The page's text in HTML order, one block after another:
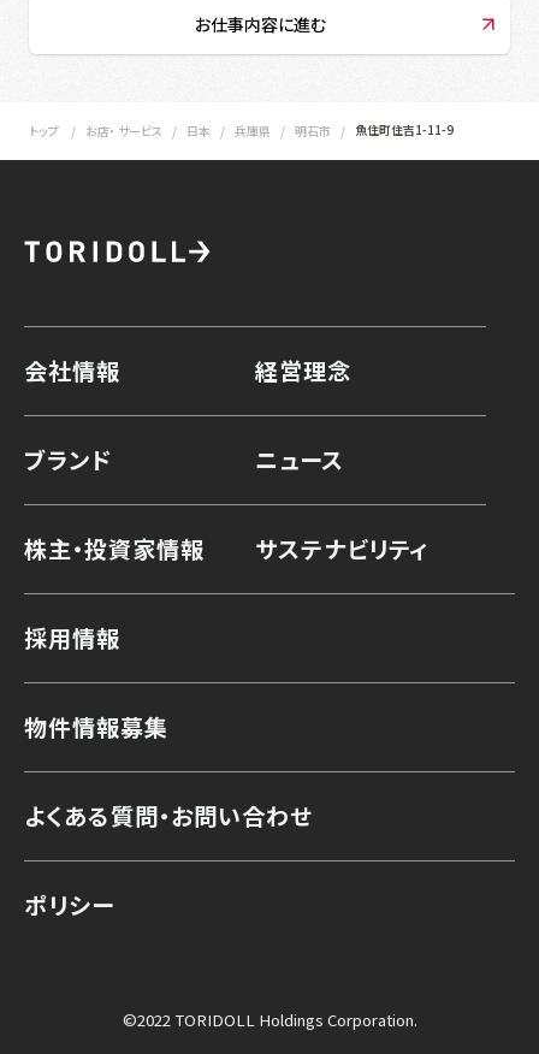
お仕事内容に進む
トップ お店・ サービス 日本 兵庫県 明石市 魚住町住吉1-11-9
会社情報 経営理念
ブランド ニュース
株主・投資家情報 サステナビリティ
採用情報
物件情報募集
よくある質問・お問い合わせ
ポリシー
©2022 TORIDOLL Holdings Corporation.